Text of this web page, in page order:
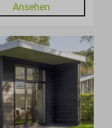
Ansehen